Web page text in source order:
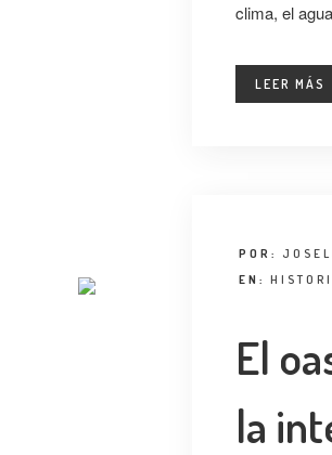
clima, el
LEER MÁS
POR:
EN:
El
la